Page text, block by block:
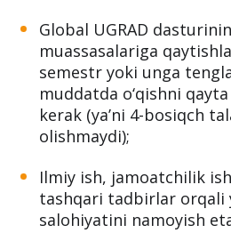
Global UGRAD
muassasalariga
semestr yoki unga
muddatda o‘qishni
kerak (ya’ni 4-bosiqch
olishmaydi);
Ilmiy ish, jamoatchilik
tashqari tadbirlar orqali
salohiyatini namoyish